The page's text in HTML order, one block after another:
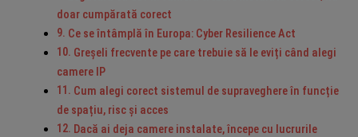
doar cumpărată corect
Ce se întâmplă în Europa: Cyber Resilience Act
Greșeli frecvente pe care trebuie să le eviți când alegi
camere IP
Cum alegi corect sistemul de supraveghere în funcție
de spațiu, risc și acces
Dacă ai deja camere instalate, începe cu lucrurile